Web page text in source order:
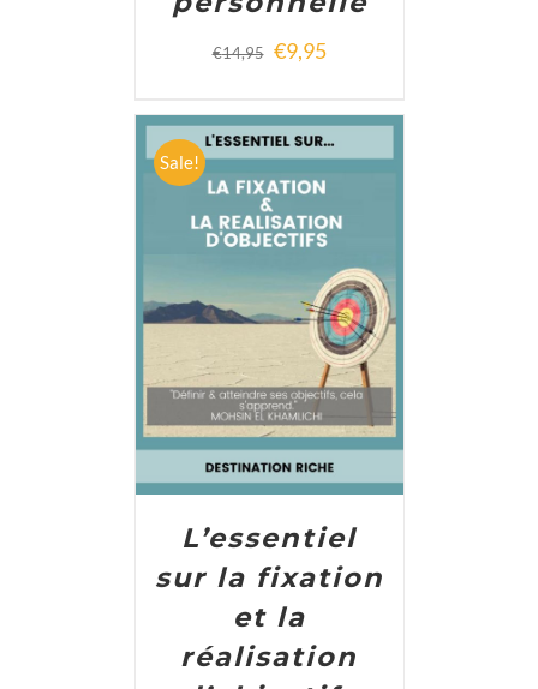
€14,95 €9,95
Sale!
ADD TO CART DETAILS
L’essentiel
sur la fixation
et la
réalisation